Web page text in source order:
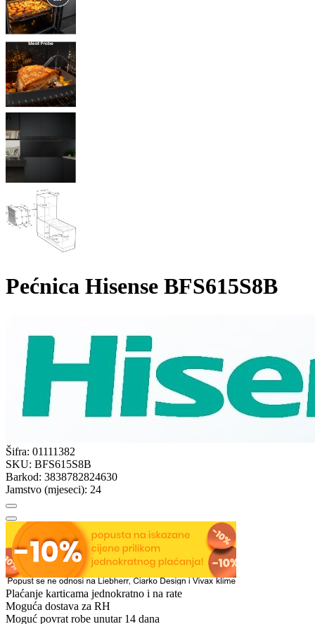
Pećnica Hisense BFS615S8B
Šifra: 01111382
SKU: BFS615S8B
Barkod: 3838782824630
Jamstvo (mjeseci): 24
Plaćanje karticama jednokratno i na rate
Moguća dostava za RH
Moguć povrat robe unutar 14 dana